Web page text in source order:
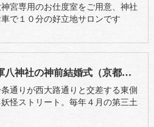
神宮専用のお仕度室をご用意、神社
車で１０分の好立地サロンです
大将軍八神社の神前結婚式（京都市上京区）
通りが西大路通りと交差する東側
怪ストリート。毎年４月の第三土